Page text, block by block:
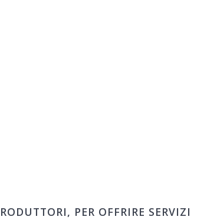
PER OFFRIRE SERVIZI